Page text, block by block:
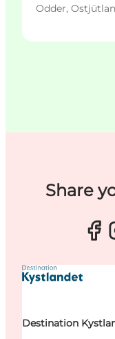
Odder,
Share
Destination